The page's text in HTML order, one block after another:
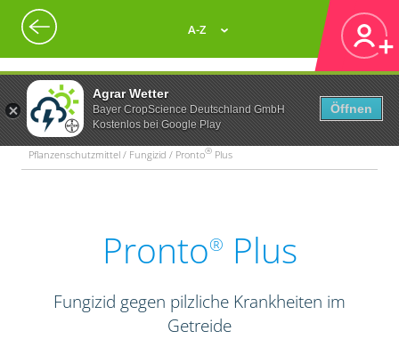
Agrar Wetter
Bayer CropScience Deutschland GmbH
Kostenlos bei Google Play
Öffnen
A-Z
Pflanzenschutzmittel / Fungizid / Pronto® Plus
Pronto® Plus
Fungizid gegen pilzliche Krankheiten im
Getreide